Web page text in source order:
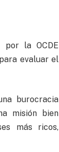
por la OCDE
evaluar el
burocracia
misión bien
más ricos,